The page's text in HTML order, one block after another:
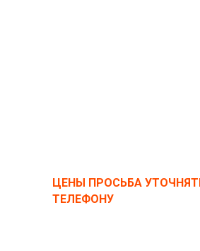
ЦЕНЫ ПРОСЬБА
ТЕЛЕФОНУ